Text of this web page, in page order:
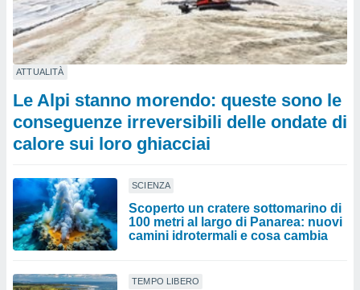
ATTUALITÀ
Le Alpi stanno morendo: queste sono le
conseguenze irreversibili delle ondate di
calore sui loro ghiacciai
SCIENZA
Scoperto un cratere sottomarino di
100 metri al largo di Panarea: nuovi
camini idrotermali e cosa cambia
TEMPO LIBERO